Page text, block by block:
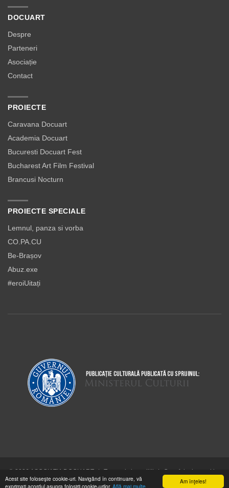
Am înţeles!
Acest site foloseşte cookie-uri. Navigând în continuare, vă
exprimaţi acordul asupra folosirii cookie-urilor. Află mai multe
DOCUART
Despre
Parteneri
Asociație
Contact
PROIECTE
Caravana Docuart
Academia Docuart
Bucuresti Docuart Fest
Bucharest Art Film Festival
Brancusi Nocturn
PROIECTE SPECIALE
Lemnul, panza si vorba
CO.PA.CU
Be-Brașov
Abuz.exe
#eroiUitați
© 2026 ASOCIAŢIA DOCUART | Termeni şi condiţii |
Cum folosim cookie-
urile